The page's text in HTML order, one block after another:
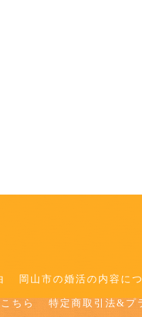
岡山市の婚活の内容に
ちら 特定商取引法&プ